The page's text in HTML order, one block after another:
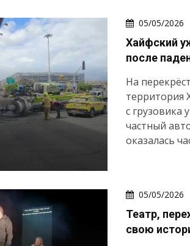
05/05/2026
Хайфский
после
На
территория
с грузовика
частный
оказалась
05/05/2026
Театр,
свою